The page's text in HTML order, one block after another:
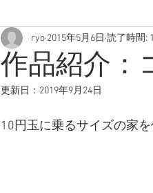
作品紹介：
ryo 2015年5月6日 読了時間:
更新日： 2019年9月24日
10円玉に乗るサイズの家を